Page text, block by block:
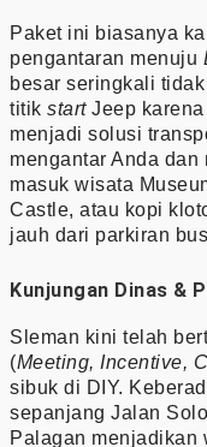
Paket ini biasanya
pengantaran menuju
besar seringkali
titik startJeep karena
menjadi solusi
mengantar Anda
masuk wisata
Castle, atau kopi
jauh dari parkiran
Kunjungan Dinas &
Sleman kini telah
(Meeting, Incentive,
sibuk di DIY.
sepanjang Jalan
Palagan menjadikan